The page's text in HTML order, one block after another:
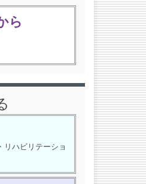
ら
リハビリテーショ